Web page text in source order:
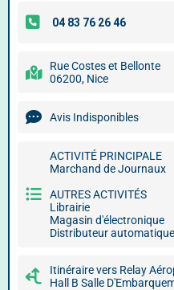
Rue Costes et Bellonte
06200, Nice
Avis Indisponibles
ACTIVITÉ PRINCIPALE
Marchand de Journaux
AUTRES ACTIVITÉS
Librairie
Magasin d'électronique
Distributeur
Itinéraire vers Relay
Hall B Salle